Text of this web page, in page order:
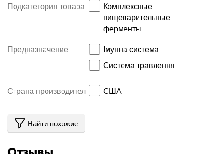
Подкатегория товара
Комплексные
пищеварительные
ферменты
Предназначение
Імунна система
Система травлення
Страна производитель США
Найти похожие